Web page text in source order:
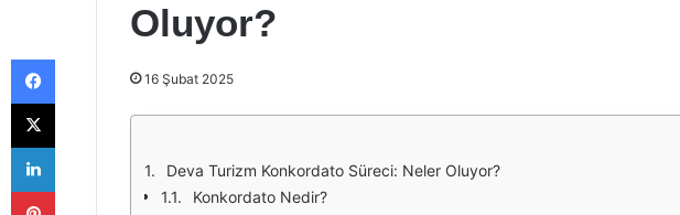
Oluyor?
16 Şubat 2025
Deva Turizm Konkordato Süreci: Neler Oluyor?
Konkordato Nedir?
Facebook
X
LinkedIn
Pinterest